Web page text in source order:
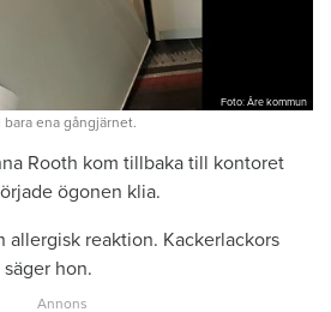
Foto: Åre kommun
ena gångjärnet.
Rooth kom tillbaka till kontoret
ögonen klia.
allergisk reaktion. Kackerlackors
hon.